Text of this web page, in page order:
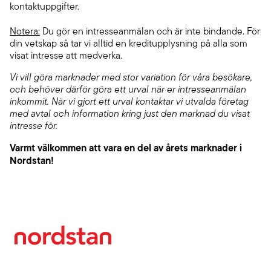
kontaktuppgifter.
Notera: Du gör en intresseanmälan och är inte bindande. För
din vetskap så tar vi alltid en kreditupplysning på alla som
visat intresse att medverka.
Vi vill göra marknader med stor variation för våra besökare,
och behöver därför göra ett urval när er intresseanmälan
inkommit. När vi gjort ett urval kontaktar vi utvalda företag
med avtal och information kring just den marknad du visat
intresse för.
Varmt välkommen att vara en del av årets marknader i
Nordstan!